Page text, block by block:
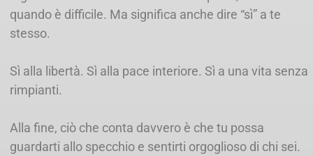
quando è difficile. Ma significa anche dire “sì” a te
stesso.
Sì alla libertà. Sì alla pace interiore. Sì a una vita senza
rimpianti.
Alla fine, ciò che conta davvero è che tu possa
guardarti allo specchio e sentirti orgoglioso di chi sei.